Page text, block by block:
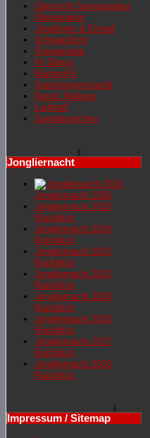
Übersicht Sportangebot
Übungsleiter
Jonglieren & Einrad
Schwarzlicht
Showgruppe
Fit Dance
RückenFit
Seniorengymnastik
Nordic Walking
Lauftreff
Sportabzeichen
Jongliernacht
Jongliernacht 2026
Jongliernachr 2025
Rückblick
Jongliernacht 2024
Rückblick
Jongliernacht 2023
Rückblick
Jongliernacht 2022
Rückblick
Jongliernacht 2019
Rückblick
Jongliernacht 2018
Rückblick
Jongliernacht 2017
Rückblick
Jongliernacht 2016
Rückblick
Impressum / Sitemap